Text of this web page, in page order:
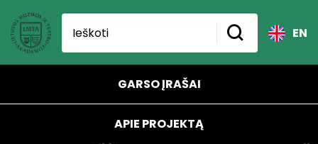
EN
GARSO ĮRAŠAI
APIE PROJEKTĄ